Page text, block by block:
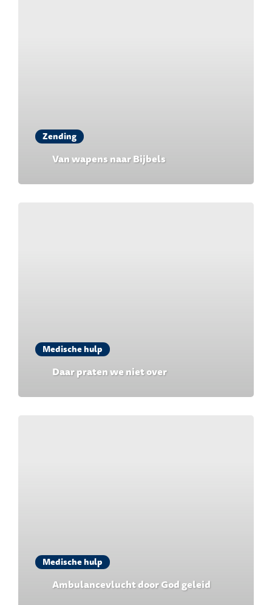
Zending
Van wapens naar Bijbels
Medische hulp
Daar praten we niet over
Medische hulp
Ambulancevlucht door God geleid